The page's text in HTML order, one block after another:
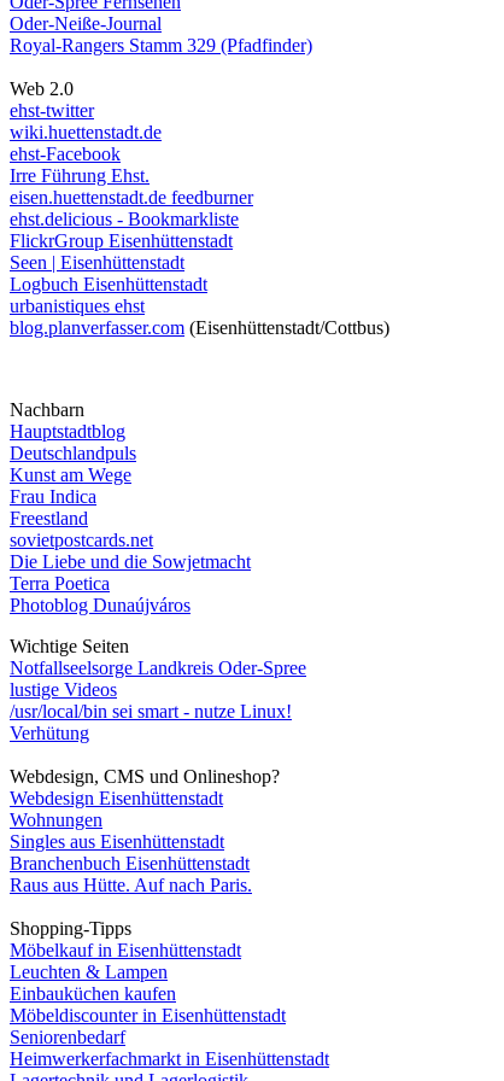
Oder-Neiße-Journal
Royal-Rangers Stamm 329 (Pfadfinder)
Web 2.0
ehst-twitter
wiki.huettenstadt.de
ehst-Facebook
Irre Führung Ehst.
eisen.huettenstadt.de feedburner
ehst.delicious - Bookmarkliste
FlickrGroup Eisenhüttenstadt
Seen | Eisenhüttenstadt
Logbuch Eisenhüttenstadt
urbanistiques ehst
blog.planverfasser.com (Eisenhüttenstadt/Cottbus)
Nachbarn
Hauptstadtblog
Deutschlandpuls
Kunst am Wege
Frau Indica
Freestland
sovietpostcards.net
Die Liebe und die Sowjetmacht
Terra Poetica
Photoblog Dunaújváros
Wichtige Seiten
Notfallseelsorge Landkreis Oder-Spree
lustige Videos
/usr/local/bin sei smart - nutze Linux!
Verhütung
Webdesign, CMS und Onlineshop?
Webdesign Eisenhüttenstadt
Wohnungen
Singles aus Eisenhüttenstadt
Branchenbuch Eisenhüttenstadt
Raus aus Hütte. Auf nach Paris.
Shopping-Tipps
Möbelkauf in Eisenhüttenstadt
Leuchten & Lampen
Einbauküchen kaufen
Möbeldiscounter in Eisenhüttenstadt
Seniorenbedarf
Heimwerkerfachmarkt in Eisenhüttenstadt